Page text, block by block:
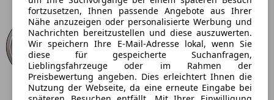
fortzusetzen, Ihnen passende Angebote aus Ihrer
Nähe anzuzeigen oder personalisierte Werbung und
Nachrichten bereitzustellen und diese auszuwerten.
Wir speichern Ihre E-Mail-Adresse lokal, wenn Sie
diese für gespeicherte Suchanfragen,
Lieblingsfahrzeuge oder im Rahmen der
Preisbewertung angeben. Dies erleichtert Ihnen die
Nutzung der Webseite, da eine erneute Eingabe bei